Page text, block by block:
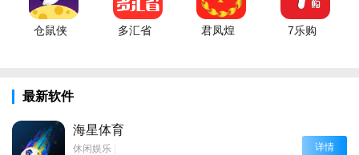
仓鼠侠 多汇省 君凤煌 7乐购
最新软件
海星体育
休闲娱乐 |
详情